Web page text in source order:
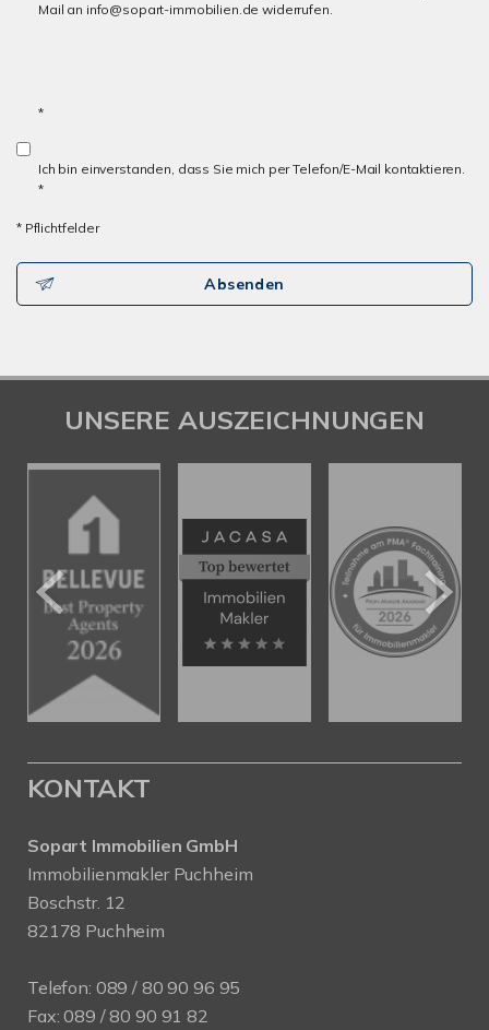
Mail an info@sopart-immobilien.de widerrufen.
*
Ich bin einverstanden, dass Sie mich per Telefon/E-Mail kontaktieren.
*
* Pflichtfelder
Absenden
UNSERE AUSZEICHNUNGEN
KONTAKT
Sopart Immobilien GmbH
Immobilienmakler Puchheim
Boschstr. 12
82178 Puchheim
Telefon: 089 / 80 90 96 95
Fax: 089 / 80 90 91 82